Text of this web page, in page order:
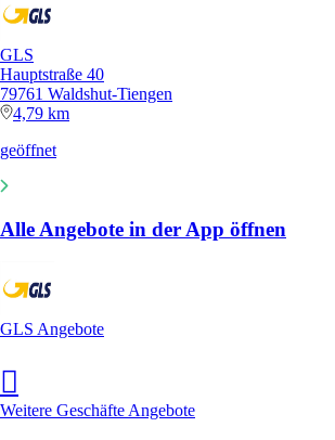
GLS
Hauptstraße 40
79761 Waldshut-Tiengen
4,79 km
geöffnet
Alle Angebote in der App öffnen
GLS Angebote
Weitere Geschäfte Angebote